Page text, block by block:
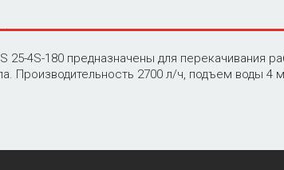
25-4S-180 предназначены для перекачивания
Производительность 2700 л/ч, подъем воды